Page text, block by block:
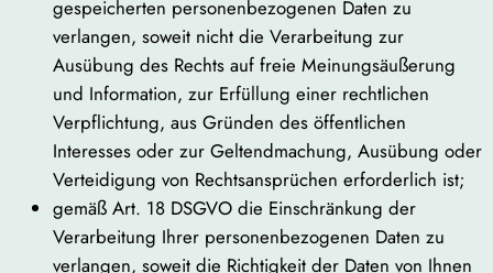
gespeicherten personenbezogenen Daten zu
verlangen, soweit nicht die Verarbeitung zur
Ausübung des Rechts auf freie Meinungsäußerung
und Information, zur Erfüllung einer rechtlichen
Verpflichtung, aus Gründen des öffentlichen
Interesses oder zur Geltendmachung, Ausübung oder
Verteidigung von Rechtsansprüchen erforderlich ist;
gemäß Art. 18 DSGVO die Einschränkung der
Verarbeitung Ihrer personenbezogenen Daten zu
verlangen, soweit die Richtigkeit der Daten von Ihnen